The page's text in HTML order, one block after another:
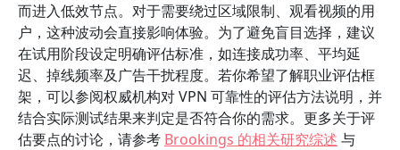
而进入低效节点。对于需要绕过区域限制、观看视频的用
户，这种波动会直接影响体验。为了避免盲目选择，建议
在试用阶段设定明确评估标准，如连接成功率、平均延
迟、掉线频率及广告干扰程度。若你希望了解职业评估框
架，可以参阅权威机构对 VPN 可靠性的评估方法说明，并
结合实际测试结果来判定是否符合你的需求。更多关于评
估要点的讨论，请参考 Brookings 的相关研究综述 与